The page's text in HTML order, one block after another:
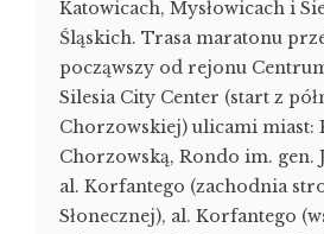
Katowicach, Mysłowicach i
Śląskich. Trasa maratonu
począwszy od rejonu
Silesia City Center (start z
Chorzowskiej) ulicami miast:
Chorzowską, Rondo im. gen.
al. Korfantego (zachodnia
Słonecznej), al. Korfantego